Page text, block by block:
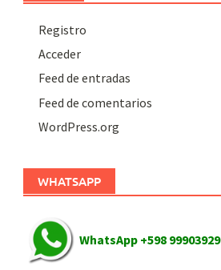
Registro
Acceder
Feed de entradas
Feed de comentarios
WordPress.org
WHATSAPP
WhatsApp +598 99903929